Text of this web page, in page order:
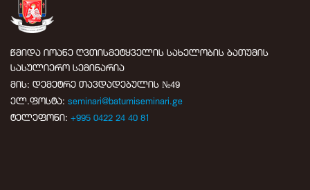
წმიდა იოანე ღვთისმეტყველის სახელობის ბათუმის
სასულიერო სემინარია
მის: დემეტრე თავდადებულის №49
ელ.ფოსტა: seminari@batumiseminari.ge
ტელეფონი: +995 0422 24 40 81